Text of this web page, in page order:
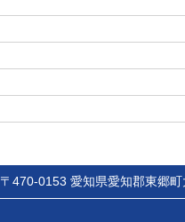
〒470-0153 愛知県愛知郡東郷